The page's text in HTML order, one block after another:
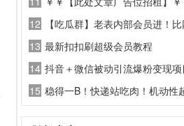
12
【吃瓜群】老表内部会员进！比网
13 最新扣扣刷超级会员教程
14 抖音＋微信被动引流爆粉变现项
15 稳得一B！快递站吃肉！机动性